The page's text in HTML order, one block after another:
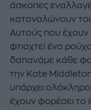
άσκοπες
καταναλώνουν
Αυτούς που έχουν
φτιαχτεί ένα
δαπανάμε κάθε
την Kate
υπάρχει
έχουν φορέσει το